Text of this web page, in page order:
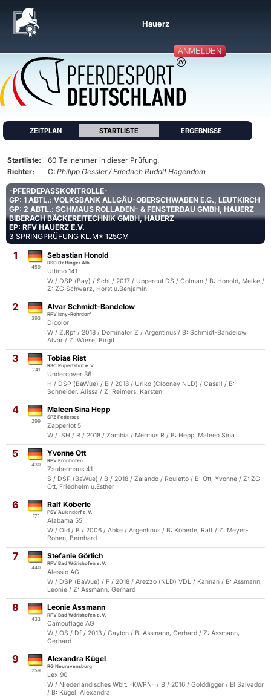
ANMELDEN
Hauerz
ZEITPLAN STARTLISTE ERGEBNISSE
Startliste:
60 Teilnehmer in dieser Prüfung.
Richter:
C: Philipp Gessler / Friedrich Rudolf Hagendorn
-PFERDEPASSKONTROLLE-
GP: 1 ABTL.: VOLKSBANK ALLGÄU-OBERSCHWABEN E.G., LEUTKIRCH
GP: 2 ABTL.: SCHMAUS ROLLADEN- & FENSTERBAU GMBH, HAUERZ
BIBERACH BÄCKEREITECHNIK GMBH, HAUERZ
EP: RFV HAUERZ E.V.
3 SPRINGPRÜFUNG KL.M* 125CM
1
459
Sebastian Honold
RSG Dettinger Alb
Ultimo 141
W / DSP (Bay) / Schi / 2017 / Uppercut DS / Colman / B: Honold, Meike /
Z: ZG Schwarz, Horst u.Benjamin
2
393
Alvar Schmidt-Bandelow
RFV Isny-Rohrdorf
Dicolor
W / Z.Rpf / 2018 / Dominator Z / Argentinus / B: Schmidt-Bandelow,
Alvar / Z: Wiese, Birgit
3
241
Tobias Rist
RSC Rupertshof e.V.
Undercover 36
H / DSP (BaWue) / B / 2018 / Uriko (Clooney NLD) / Casall / B:
Schneider, Alissa / Z: Reimers, Karsten
4
299
Maleen Sina Hepp
SPZ Federsee
Zapperlot 5
W / ISH / R / 2018 / Zambia / Mermus R / B: Hepp, Maleen Sina
5
430
Yvonne Ott
RFV Fronhofen
Zaubermaus 41
S / DSP (BaWue) / B / 2018 / Zalando / Rouletto / B: Ott, Yvonne / Z: ZG
Ott, Friedhelm u.Esther
6
171
Ralf Köberle
PSV Aulendorf e.V.
Alabama 55
W / Old / B / 2006 / Abke / Argentinus / B: Köberle, Ralf / Z: Meyer-
Rohen, Bernhard
7
440
Stefanie Görlich
RFV Bad Wörishofen e.V.
Alessio AG
W / DSP (BaWue) / F / 2018 / Arezzo (NLD) VDL / Kannan / B: Assmann,
Leonie / Z: Assmann, Gerhard
8
433
Leonie Assmann
RFV Bad Wörishofen e.V.
Camouflage AG
W / OS / Df / 2013 / Cayton / B: Assmann, Gerhard / Z: Assmann,
Gerhard
9
259
Alexandra Kügel
RG Neuravensburg
Lex 90
W / Niederländisches Wblt. -KWPN- / B / 2016 / Golddigger / El Salvador
/ B: Kügel, Alexandra